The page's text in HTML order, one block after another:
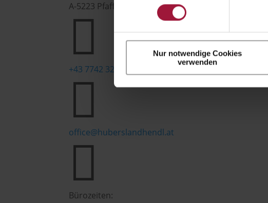
Nur notwendige Cookies
verwenden
A-5223 Pfaffstätt

+43 7742 3208

office@huberslandhendl.at

Bürozeiten: